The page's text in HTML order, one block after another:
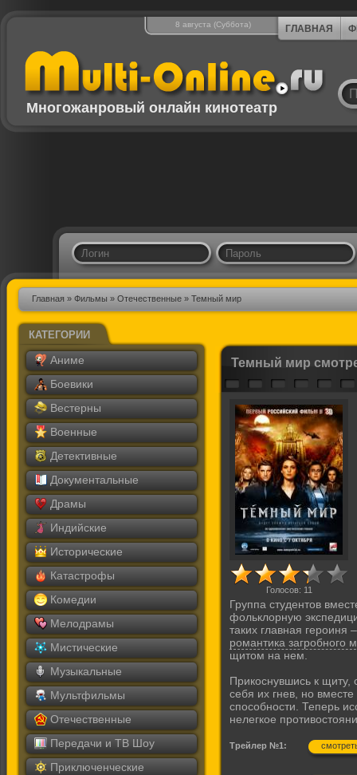
8 августа (Суббота) ГЛАВНАЯ
Многожанровый онлайн кинотеатр
Главная » Фильмы » Отечественные » Темный мир
КАТЕГОРИИ
Аниме
Боевики
Вестерны
Военные
Детективные
Документальные
Драмы
Индийские
Исторические
Катастрофы
Комедии
Мелодрамы
Мистические
Музыкальные
Мультфильмы
Отечественные
Передачи и ТВ Шоу
Приключенческие
Темный мир
Голосов: 11
Группа студентов
фольклорную
таких главная героиня
романтика загробного
щитом на нем.
Прикоснувшись к щиту,
себя их гнев, но
способности. Теперь
нелегкое
Трейлер №1: